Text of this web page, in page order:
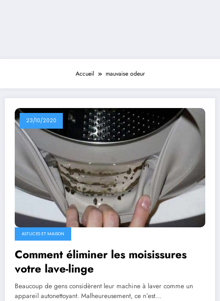
Accueil mauvaise odeur
23/10/2020
ASTUCES ET MAISON
Comment éliminer les moisissures
votre lave-linge
Beaucoup de gens considèrent leur machine à laver comme un
appareil autonettoyant. Malheureusement, ce n’est…